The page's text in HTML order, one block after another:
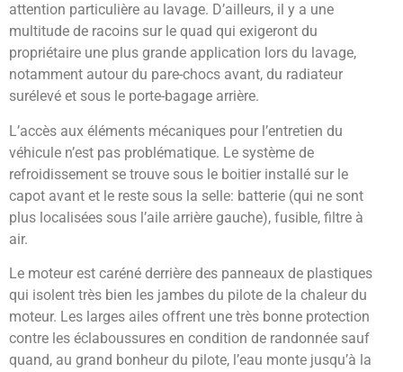
attention particulière au lavage. D’ailleurs, il y a une
multitude de racoins sur le quad qui exigeront du
propriétaire une plus grande application lors du lavage,
notamment autour du pare-chocs avant, du radiateur
surélevé et sous le porte-bagage arrière.
L’accès aux éléments mécaniques pour l’entretien du
véhicule n’est pas problématique. Le système de
refroidissement se trouve sous le boitier installé sur le
capot avant et le reste sous la selle: batterie (qui ne sont
plus localisées sous l’aile arrière gauche), fusible, filtre à
air.
Le moteur est caréné derrière des panneaux de plastiques
qui isolent très bien les jambes du pilote de la chaleur du
moteur. Les larges ailes offrent une très bonne protection
contre les éclaboussures en condition de randonnée sauf
quand, au grand bonheur du pilote, l’eau monte jusqu’à la